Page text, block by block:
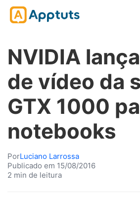
NVIDIA
de vídeo da
GTX 1000
notebooks
PorLuciano Larrossa
Publicado em 15/08/2016
2 min de leitura